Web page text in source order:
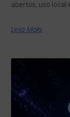
abertos, uso local
Leia Mais